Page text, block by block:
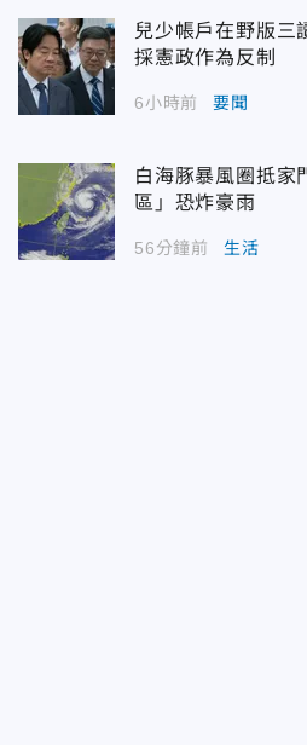
兒少帳戶在野版
採憲政作為反制
6小時前 要聞
白海豚暴風圈抵家
區」恐炸豪雨
56分鐘前 生活